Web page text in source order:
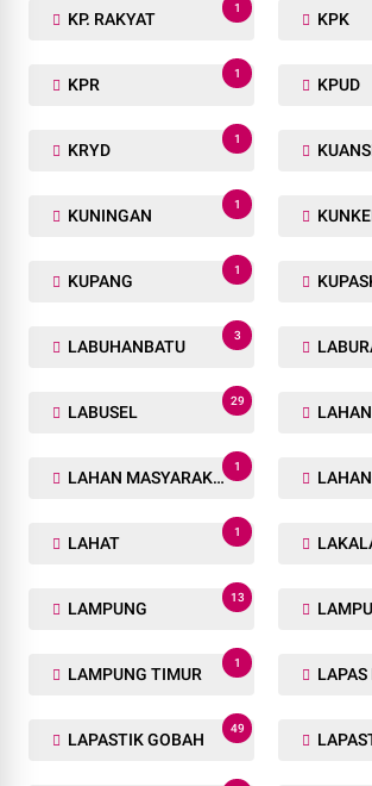
KP. RAKYAT
1
KPK
KPR
1
KPUD
KRYD
1
KUNINGAN
1
KUPANG
1
LABUHANBATU
3
LABUSEL
29
LAHAN
LAHAN MASYARAKAT
1
LAHAT
1
LAMPUNG
13
LAMPUNG TIMUR
1
LAPAS
LAPASTIK GOBAH
49